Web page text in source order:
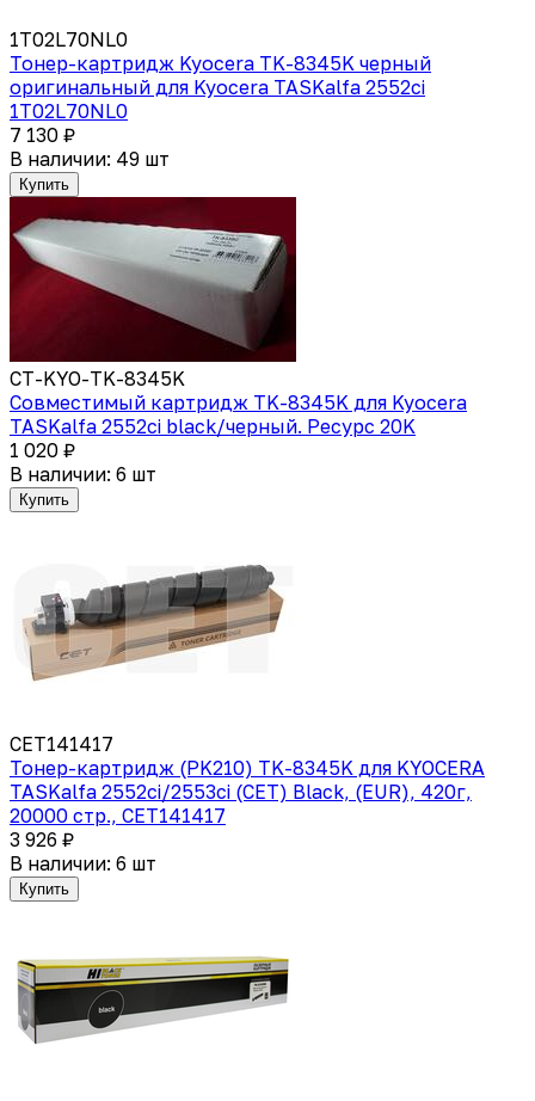
1T02L70NL0
Тонер-картридж Kyocera TK-8345K черный
оригинальный для Kyocera TASKalfa 2552ci
1T02L70NL0
7 130 ₽
В наличии: 49 шт
Купить
CT-KYO-TK-8345K
Совместимый картридж TK-8345K для Kyocera
TASKalfa 2552ci black/черный. Ресурс 20K
1 020 ₽
В наличии: 6 шт
Купить
CET141417
Тонер-картридж (PK210) TK-8345K для KYOCERA
TASKalfa 2552ci/2553ci (CET) Black, (EUR), 420г,
20000 стр., CET141417
3 926 ₽
В наличии: 6 шт
Купить